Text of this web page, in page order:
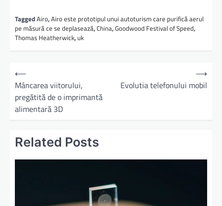
TaggedAiro,Airo este prototipul unui autoturism care purifică aerul
pe măsură ce se deplasează,China,Goodwood Festival of Speed,
Thomas Heatherwick,uk
⟵
Mâncarea viitorului,
pregătită de o imprimantă
alimentară 3D
Evolutia telefonului mobil
⟶
Related Posts